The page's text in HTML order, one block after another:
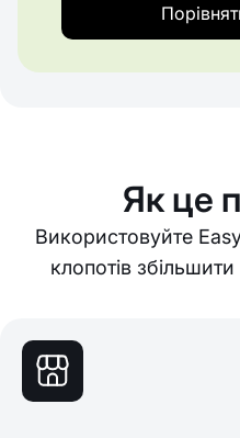
Як це
Використовуйте
клопотів